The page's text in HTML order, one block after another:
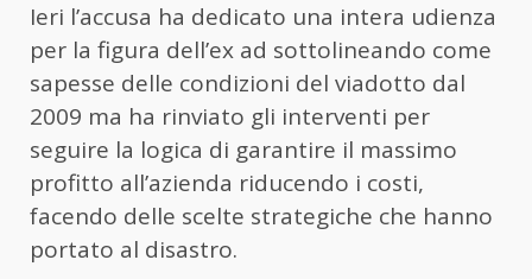
Ieri l’accusa ha dedicato una intera udienza
per la figura dell’ex ad sottolineando come
sapesse delle condizioni del viadotto dal
2009 ma ha rinviato gli interventi per
seguire la logica di garantire il massimo
profitto all’azienda riducendo i costi,
facendo delle scelte strategiche che hanno
portato al disastro.